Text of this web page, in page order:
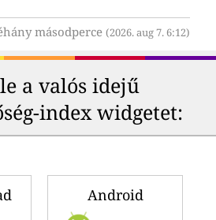
másodperce (2026. aug 7. 6:12)
a valós idejű
index widgetet:
Android